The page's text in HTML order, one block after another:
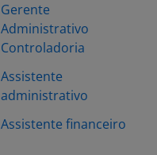
Gerente
Administrativo
Controladoria
Assistente
administrativo
Assistente financeiro